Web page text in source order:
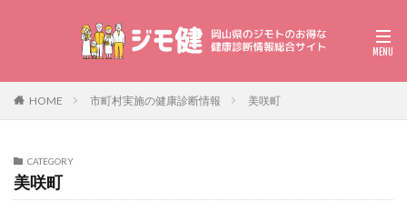
HOME 市町村実施の健康診断情報 美咲町
CATEGORY
美咲町